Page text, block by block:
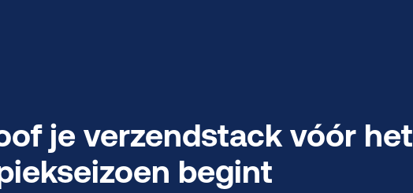
je verzendstack vóór het
begint